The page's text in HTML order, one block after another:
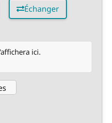
Échanger
ici.